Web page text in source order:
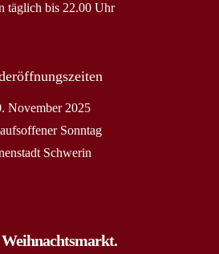
täglich bis 22.00 Uhr
November 2025
Sonntag
Schwerin
Weihnachtsmarkt.